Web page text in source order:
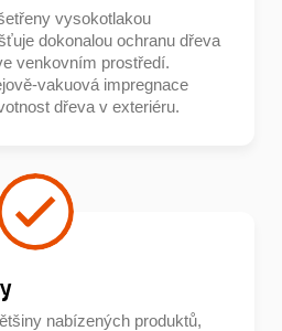
vysokotlakou
dokonalou ochranu dřeva
venkovním prostředí.
vakuová impregnace
dřeva v exteriéru.
nabízených produktů,